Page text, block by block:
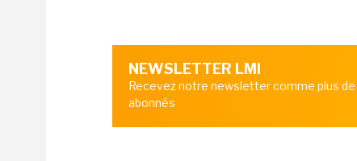
NEWSLETTER LMI
Recevez notre newsletter comme plus
abonnés